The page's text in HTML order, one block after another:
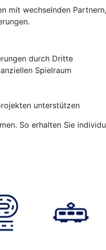
mit wechselnden
durch Dritte
Spielraum
unterstützen
So erhalten Sie